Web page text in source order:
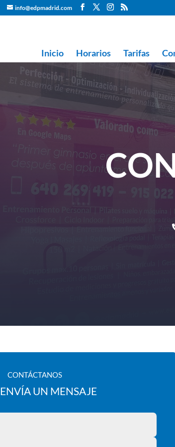
info@edpmadrid.com
Inicio Horarios Tarifas
CONTÁCTANOS
ENVÍA UN MENSAJE